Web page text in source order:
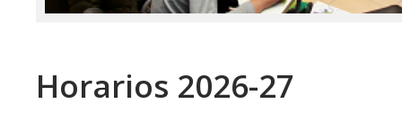
Horarios 2026-27